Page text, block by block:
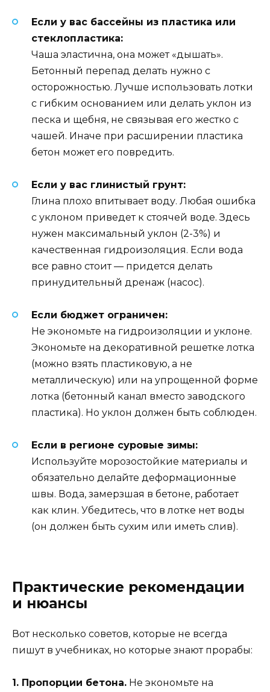
Если у вас бассейны из пластика или
стеклопластика:
Чаша эластична, она может «дышать».
Бетонный перепад делать нужно с
осторожностью. Лучше использовать лотки
с гибким основанием или делать уклон из
песка и щебня, не связывая его жестко с
чашей. Иначе при расширении пластика
бетон может его повредить.
Если у вас глинистый грунт:
Глина плохо впитывает воду. Любая ошибка
с уклоном приведет к стоячей воде. Здесь
нужен максимальный уклон (2-3%) и
качественная гидроизоляция. Если вода
все равно стоит — придется делать
принудительный дренаж (насос).
Если бюджет ограничен:
Не экономьте на гидроизоляции и уклоне.
Экономьте на декоративной решетке лотка
(можно взять пластиковую, а не
металлическую) или на упрощенной форме
лотка (бетонный канал вместо заводского
пластика). Но уклон должен быть соблюден.
Если в регионе суровые зимы:
Используйте морозостойкие материалы и
обязательно делайте деформационные
швы. Вода, замерзшая в бетоне, работает
как клин. Убедитесь, что в лотке нет воды
(он должен быть сухим или иметь слив).
Практические рекомендации
и нюансы
Вот несколько советов, которые не всегда
пишут в учебниках, но которые знают прорабы:
1. Пропорции бетона. Не экономьте на